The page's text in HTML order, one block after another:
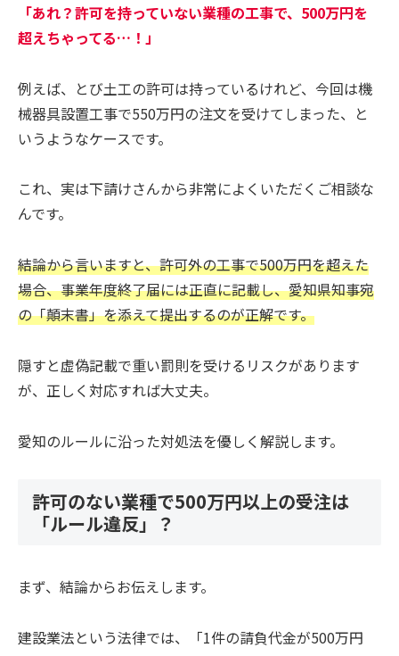
「あれ？許可を持っていない業種の工事で、500万円を
超えちゃってる…！」
例えば、とび土工の許可は持っているけれど、今回は機
械器具設置工事で550万円の注文を受けてしまった、と
いうようなケースです。
これ、実は下請けさんから非常によくいただくご相談な
んです。
結論から言いますと、許可外の工事で500万円を超えた
場合、事業年度終了届には正直に記載し、愛知県知事宛
の「顛末書」を添えて提出するのが正解です。
隠すと虚偽記載で重い罰則を受けるリスクがあります
が、正しく対応すれば大丈夫。
愛知のルールに沿った対処法を優しく解説します。
許可のない業種で500万円以上の受注は
「ルール違反」？
まず、結論からお伝えします。
建設業法という法律では、「1件の請負代金が500万円